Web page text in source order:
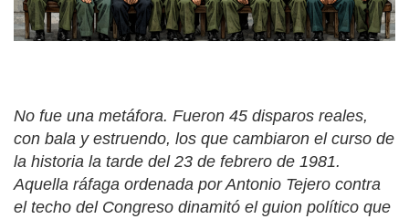
No fue una metáfora. Fueron 45 disparos reales,
con bala y estruendo, los que cambiaron el curso de
la historia la tarde del 23 de febrero de 1981.
Aquella ráfaga ordenada por Antonio Tejero contra
el techo del Congreso dinamitó el guion político que